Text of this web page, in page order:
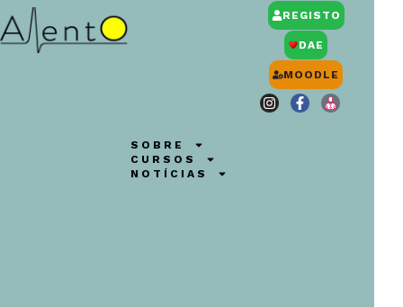
SOBRE
CURSOS
NOTÍCIAS
REGISTO
DAE
MOODLE